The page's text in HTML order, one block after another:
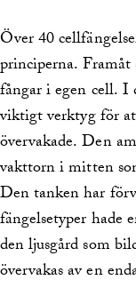
Över 40
principerna.
fångar i egen cell. I
viktigt verktyg för
övervakade. Den
vakttorn i mitten
Den tanken har
fängelsetyper
den ljusgård som
övervakas av en